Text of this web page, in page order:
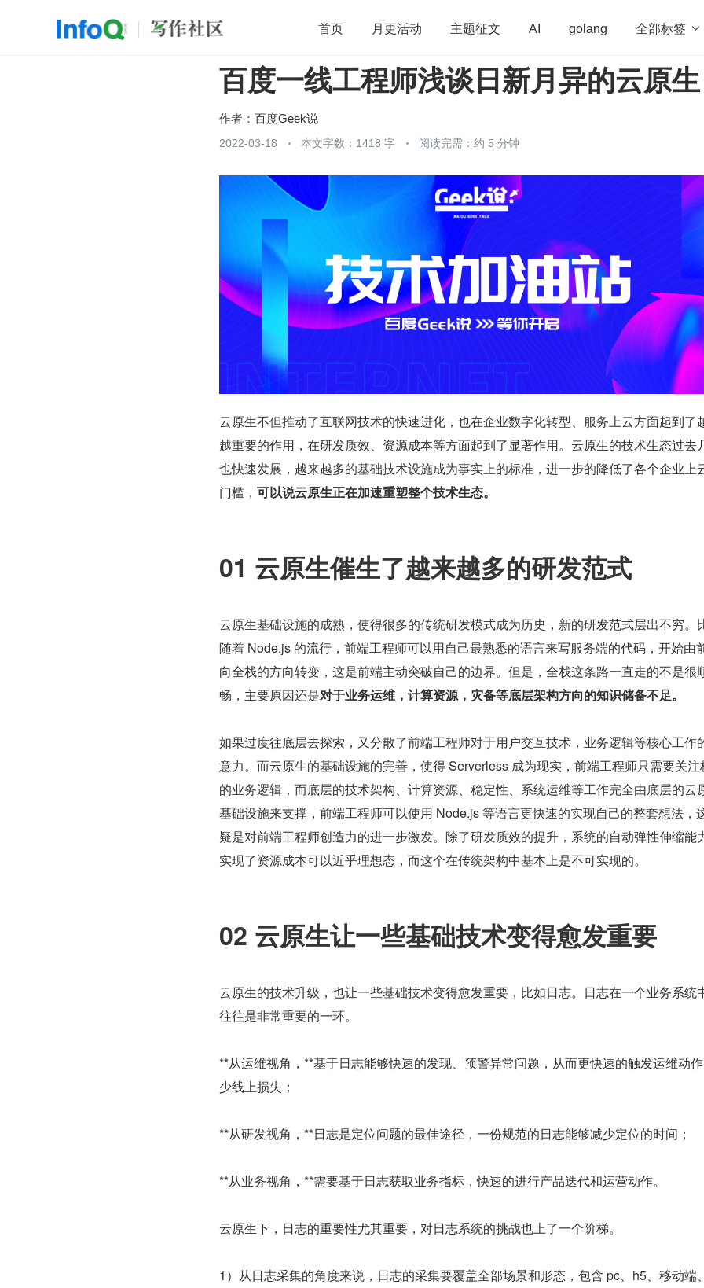
首页 月更活动 主题征文 AI golang 全部标签 
开源 架构 OpenHarmony 算法 学习方法 Web3.0 高
团队管理
百度一线工程师浅谈日新月异的云原生
作者： 百度Geek说
2022-03-18 本文字数：1418 字 阅读完需：约 5 分钟
云原生不但推动了互联网技术的快速进化，也在企业数字化转型、服务上云方面起到了
越重要的作用，在研发质效、资源成本等方面起到了显著作用。云原生的技术生态过去
也快速发展，越来越多的基础技术设施成为事实上的标准，进一步的降低了各个企业上
门槛， 可以说云原生正在加速重塑整个技术生态。
01 云原生催生了越来越多的研发范式
云原生基础设施的成熟，使得很多的传统研发模式成为历史，新的研发范式层出不穷。
随着 Node.js 的流行，前端工程师可以用自己最熟悉的语言来写服务端的代码，开始由
向全栈的方向转变，这是前端主动突破自己的边界。但是，全栈这条路一直走的不是很
畅，主要原因还是对于业务运维，计算资源，灾备等底层架构方向的知识储备不足。
如果过度往底层去探索，又分散了前端工程师对于用户交互技术，业务逻辑等核心工作
意力。而云原生的基础设施的完善，使得 Serverless 成为现实，前端工程师只需要关注
的业务逻辑，而底层的技术架构、计算资源、稳定性、系统运维等工作完全由底层的云
基础设施来支撑，前端工程师可以使用 Node.js 等语言更快速的实现自己的整套想法，
疑是对前端工程师创造力的进一步激发。除了研发质效的提升，系统的自动弹性伸缩能
实现了资源成本可以近乎理想态，而这个在传统架构中基本上是不可实现的。
02 云原生让一些基础技术变得愈发重要
云原生的技术升级，也让一些基础技术变得愈发重要，比如日志。日志在一个业务系统
往往是非常重要的一环。
**从运维视角，**基于日志能够快速的发现、预警异常问题，从而更快速的触发运维动
少线上损失；
**从研发视角，**日志是定位问题的最佳途径，一份规范的日志能够减少定位的时间；
**从业务视角，**需要基于日志获取业务指标，快速的进行产品迭代和运营动作。
云原生下，日志的重要性尤其重要，对日志系统的挑战也上了一个阶梯。
1）从日志采集的角度来说，日志的采集要覆盖全部场景和形态，包含 pc、h5、移动端